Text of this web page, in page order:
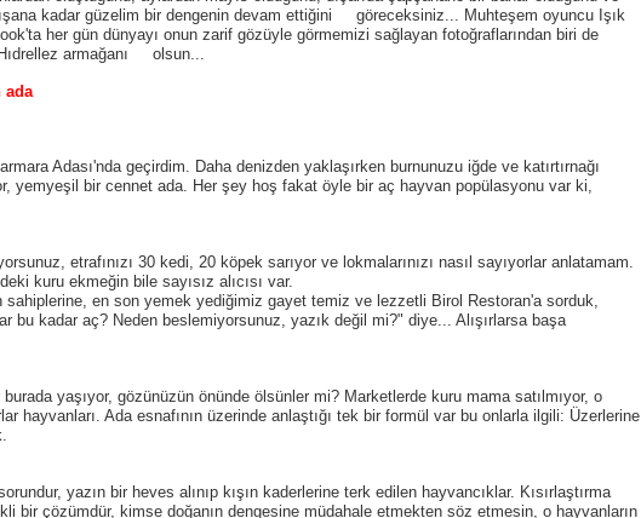
kadar güzelim bir dengenin devam ettiğini göreceksiniz... Muhteşem oyuncu Işık
her gün dünyayı onun zarif gözüyle görmemizi sağlayan fotoğraflarından biri de
armağanı olsun...
ada
Adası'nda geçirdim. Daha denizden yaklaşırken burnunuzu iğde ve katırtırnağı
yemyeşil bir cennet ada. Her şey hoş fakat öyle bir aç hayvan popülasyonu var ki,
etrafınızı 30 kedi, 20 köpek sarıyor ve lokmalarınızı nasıl sayıyorlar anlatamam.
kuru ekmeğin bile sayısız alıcısı var.
sahiplerine, en son yemek yediğimiz gayet temiz ve lezzetli Birol Restoran'a sorduk,
bu kadar aç? Neden beslemiyorsunuz, yazık değil mi?" diye... Alışırlarsa başa
yaşıyor, gözünüzün önünde ölsünler mi? Marketlerde kuru mama satılmıyor, o
hayvanları. Ada esnafının üzerinde anlaştığı tek bir formül var bu onlarla ilgili: Üzerlerine
yazın bir heves alınıp kışın kaderlerine terk edilen hayvancıklar. Kısırlaştırma
bir çözümdür, kimse doğanın dengesine müdahale etmekten söz etmesin, o hayvanların